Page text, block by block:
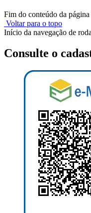
Fim do conteúdo da página
Voltar para o topo
Início da navegação de
Consulte o